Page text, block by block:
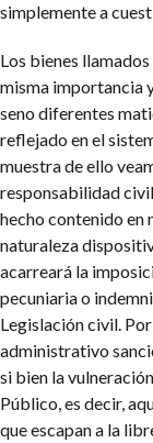
simplemente a
Los bienes
misma importancia
seno diferentes
reflejado en el
muestra de ello
responsabilidad
hecho contenido en
naturaleza
acarreará la
pecuniaria o
Legislación civil.
administrativo
si bien la
Público, es decir,
que escapan a la